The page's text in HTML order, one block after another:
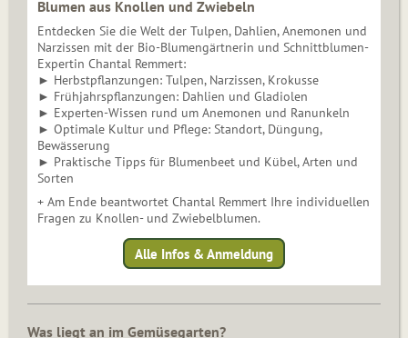
Blumen aus Knollen und Zwiebeln
Entdecken Sie die Welt der Tulpen, Dahlien, Anemonen und
Narzissen mit der Bio-Blumengärtnerin und Schnittblumen-
Expertin Chantal Remmert:
► Herbstpflanzungen: Tulpen, Narzissen, Krokusse
► Frühjahrspflanzungen: Dahlien und Gladiolen
► Experten-Wissen rund um Anemonen und Ranunkeln
► Optimale Kultur und Pflege: Standort, Düngung,
Bewässerung
► Praktische Tipps für Blumenbeet und Kübel, Arten und
Sorten
+ Am Ende beantwortet Chantal Remmert Ihre individuellen
Fragen zu Knollen- und Zwiebelblumen.
Alle Infos & Anmeldung
Was liegt an im Gemüsegarten?